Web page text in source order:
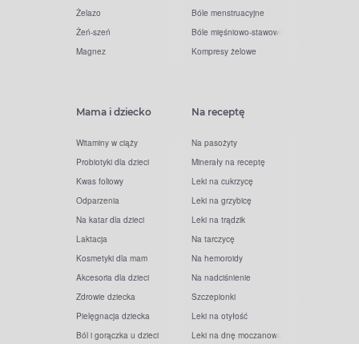
Żelazo
Żeń-szeń
Magnez
Bóle menstruacyjne
Bóle mięśniowo-stawowe
Kompresy żelowe
Mama i dziecko
Witaminy w ciąży
Probiotyki dla dzieci
Kwas foliowy
Odparzenia
Na katar dla dzieci
Laktacja
Kosmetyki dla mam
Akcesoria dla dzieci
Zdrowie dziecka
Pielęgnacja dziecka
Ból i gorączka u dzieci
Na receptę
Na pasożyty
Minerały na receptę
Leki na cukrzycę
Leki na grzybicę
Leki na trądzik
Na tarczycę
Na hemoroidy
Na nadciśnienie
Szczepionki
Leki na otyłość
Leki na dnę moczanową